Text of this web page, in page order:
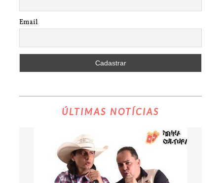
Email
ÚLTIMAS NOTÍCIAS